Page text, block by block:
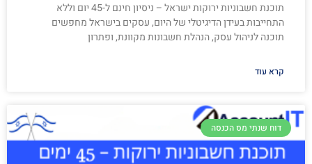
תוכנת חשבוניות ירוקות ישראל – ניסיון חינם ל-45 יום וללא
התחייבות בעידן הדיגיטלי של היום, עסקים בישראל מחפשים
תוכנה לניהול עסק, הנהלת חשבונות מקוונת, ופתרון
קרא עוד
דוח שנתי מס הכנסה